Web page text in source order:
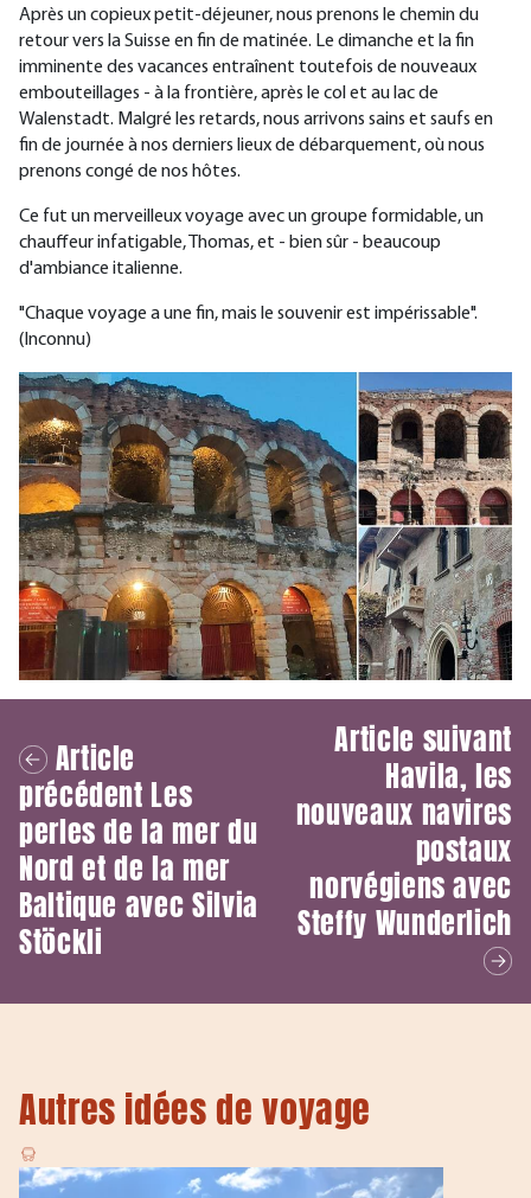
Après un copieux petit-déjeuner, nous prenons le chemin du
retour vers la Suisse en fin de matinée. Le dimanche et la fin
imminente des vacances entraînent toutefois de nouveaux
embouteillages - à la frontière, après le col et au lac de
Walenstadt. Malgré les retards, nous arrivons sains et saufs en
fin de journée à nos derniers lieux de débarquement, où nous
prenons congé de nos hôtes.
Ce fut un merveilleux voyage avec un groupe formidable, un
chauffeur infatigable, Thomas, et - bien sûr - beaucoup
d'ambiance italienne.
"Chaque voyage a une fin, mais le souvenir est impérissable".
(Inconnu)
Article
précédent Les
perles de la mer du
Nord et de la mer
Baltique avec Silvia
Stöckli
Article suivant
Havila, les
nouveaux navires
postaux
norvégiens avec
Steffy Wunderlich
Autres idées de voyage